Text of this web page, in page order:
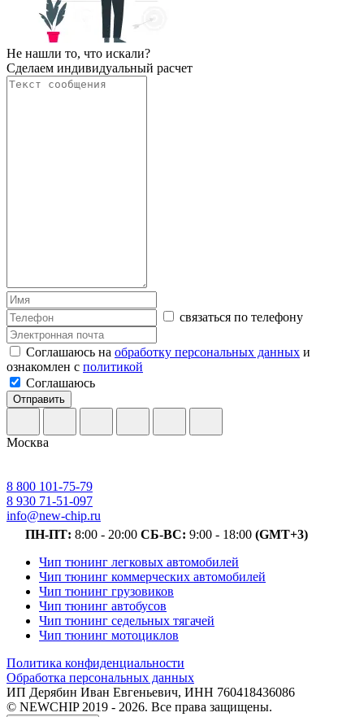
Не нашли то, что искали?
Сделаем индивидуальный расчет
связаться по телефону
Соглашаюсь на обработку персональных данных и
ознакомлен с политикой
Соглашаюсь
Отправить
Москва
8 800 101-75-79
8 930 71-51-097
info@new-chip.ru
ПН-ПТ: 8:00 - 20:00 СБ-ВС: 9:00 - 18:00 (GMT+3)
Чип тюнинг легковых автомобилей
Чип тюнинг коммерческих автомобилей
Чип тюнинг грузовиков
Чип тюнинг автобусов
Чип тюнинг седельных тягачей
Чип тюнинг мотоциклов
Политика конфиденциальности
Обработка персональных данных
ИП Дерябин Иван Евгеньевич, ИНН 760418436086
© NEWCHIP 2019 - 2026. Все права защищены.